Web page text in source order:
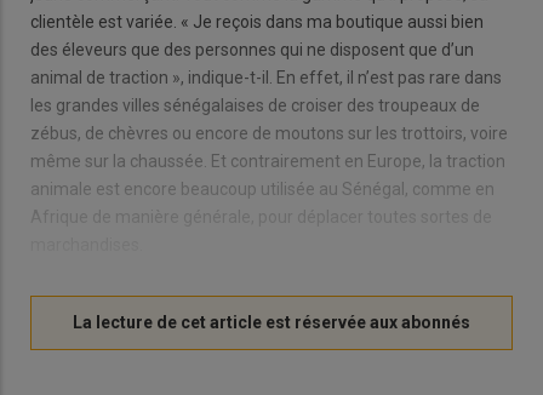
clientèle est variée. « Je reçois dans ma boutique aussi bien
des éleveurs que des personnes qui ne disposent que d’un
animal de traction », indique-t-il. En effet, il n’est pas rare dans
les grandes villes sénégalaises de croiser des troupeaux de
zébus, de chèvres ou encore de moutons sur les trottoirs, voire
même sur la chaussée. Et contrairement en Europe, la traction
animale est encore beaucoup utilisée au Sénégal, comme en
Afrique de manière générale, pour déplacer toutes sortes de